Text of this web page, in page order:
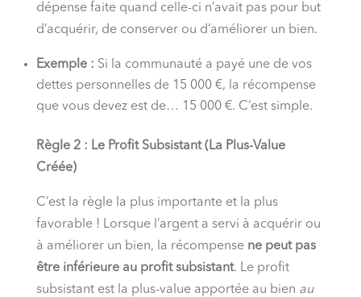
dépense faite quand celle-ci n’avait pas pour but
d’acquérir, de conserver ou d’améliorer un bien.
Exemple : Si la communauté a payé une de vos
dettes personnelles de 15 000 €, la récompense
que vous devez est de… 15 000 €. C’est simple.
Règle 2 : Le Profit Subsistant (La Plus-Value
Créée)
C’est la règle la plus importante et la plus
favorable ! Lorsque l’argent a servi à acquérir ou
à améliorer un bien, la récompense ne peut pas
être inférieure au profit subsistant. Le profit
subsistant est la plus-value apportée au bien au